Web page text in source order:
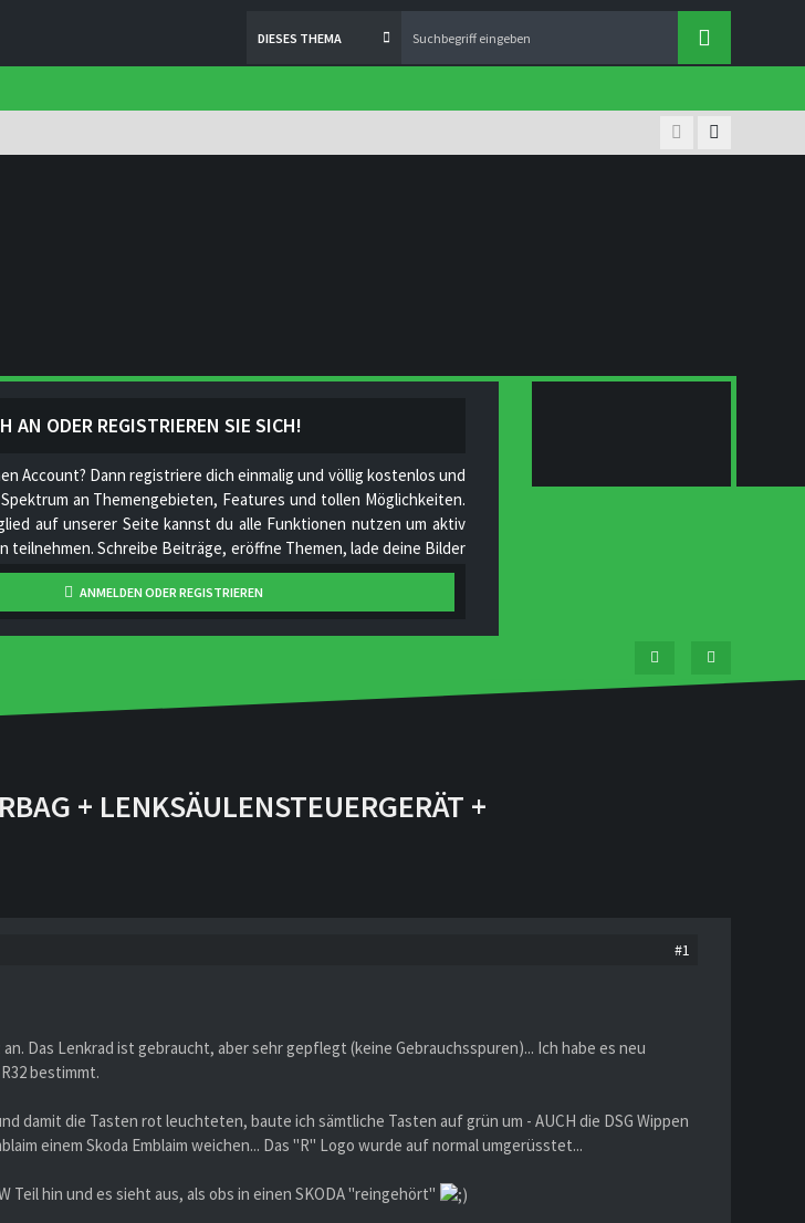
DIESES THEMA
AN ODER REGISTRIEREN SIE SICH!
Account? Dann registriere dich einmalig und völlig kostenlos und
an Themengebieten, Features und tollen Möglichkeiten.
auf unserer Seite kannst du alle Funktionen nutzen um aktiv
teilnehmen. Schreibe Beiträge, eröffne Themen, lade deine Bilder
online, unterhalte dich mit anderen Mitgliedern und helfe uns
verbessern und gemeinsam zu wachsen!
ANMELDEN ODER REGISTRIEREN
+ LENKSÄULENSTEUERGERÄT +
#1
Das Lenkrad ist gebraucht, aber sehr gepflegt (keine Gebrauchsspuren)... Ich habe es neu
bestimmt.
damit die Tasten rot leuchteten, baute ich sämtliche Tasten auf grün um - AUCH die DSG Wippen
einem Skoda Emblaim weichen... Das "R" Logo wurde auf normal umgerüsstet...
Teil hin und es sieht aus, als obs in einen SKODA "reingehört"